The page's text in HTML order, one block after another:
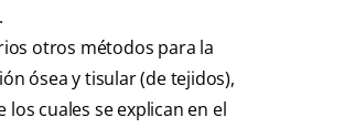
otros métodos para la
ósea y tisular (de tejidos),
los cuales se explican en el